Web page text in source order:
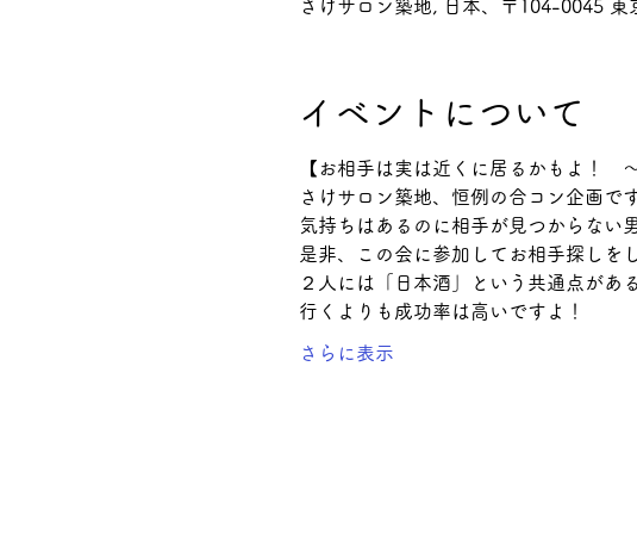
さけサロン築地, 日本、〒104-0045
イベントについて
【お相手は実は近くに居るかもよ！　
さけサロン築地、恒例の合コン企画で
気持ちはあるのに相手が見つからない
是非、この会に参加してお相手探しを
２人には「日本酒」という共通点があ
行くよりも成功率は高いですよ！
さらに表示